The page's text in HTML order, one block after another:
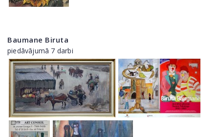
Baumane Biruta
piedāvājumā 7 darbi